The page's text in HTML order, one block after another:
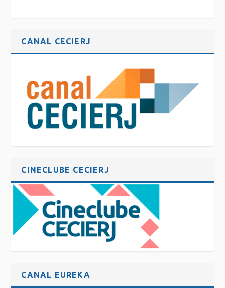
CANAL CECIERJ
CINECLUBE CECIERJ
CANAL EUREKA